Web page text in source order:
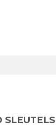
SLEUTELS